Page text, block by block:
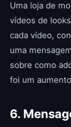
Uma loja de
vídeos de
cada vídeo,
uma
sobre como
foi um
6.